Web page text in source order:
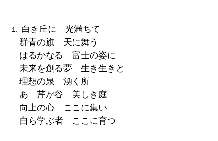
白き丘に 光満ちて
群青の旗 天に舞う
はるかなる 富士の姿に
未来を創る夢 生き生きと
理想の泉 湧く所
あゝ芹が谷 美しき庭
向上の心 ここに集い
自ら学ぶ者 ここに育つ